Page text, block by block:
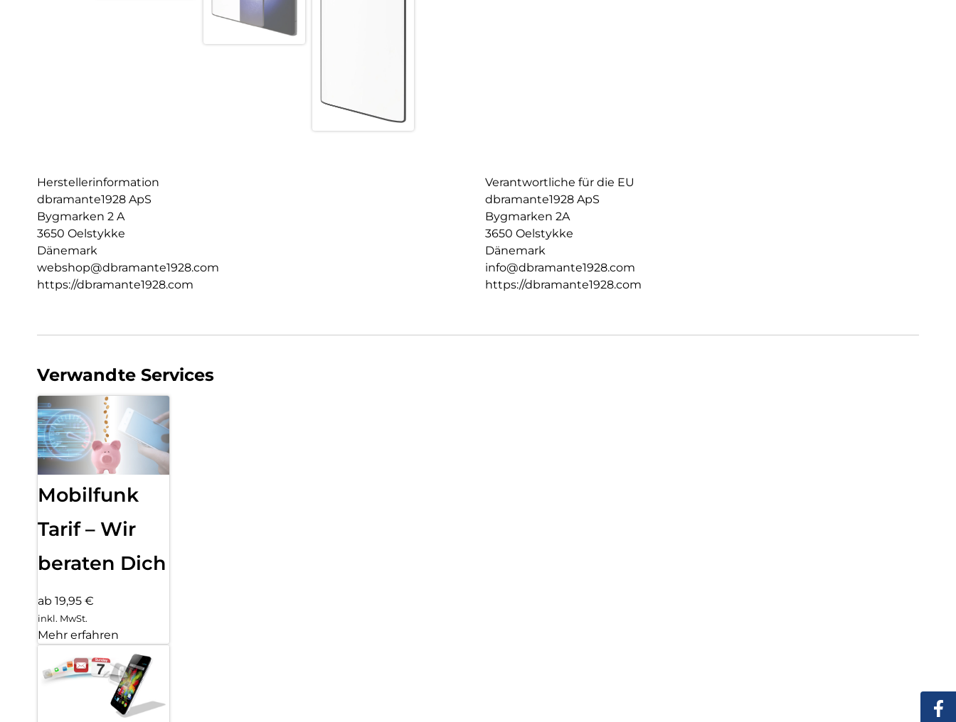
Herstellerinformation
dbramante1928 ApS
Bygmarken 2 A
3650 Oelstykke
Dänemark
webshop@dbramante1928.com
https://dbramante1928.com
Verantwortliche für die EU
dbramante1928 ApS
Bygmarken 2A
3650 Oelstykke
Dänemark
info@dbramante1928.com
https://dbramante1928.com
Verwandte Services
Mobilfunk
Tarif – Wir
beraten Dich
ab 19,95 €
inkl. MwSt.
Mehr erfahren